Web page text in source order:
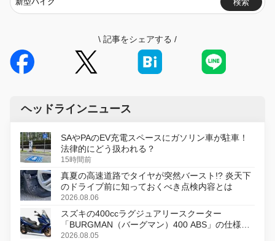
検索
\ 記事をシェアする /
ヘッドラインニュース
SAやPAのEV充電スペースにガソリン車が駐車！
法律的にどう扱われる？
15時間前
真夏の高速道路でタイヤが突然バースト!? 炎天下
のドライブ前に知っておくべき点検内容とは
2026.08.06
スズキの400ccラグジュアリースクーター
「BURGMAN（バーグマン）400 ABS」の仕様を
変更し、8月18日に発売
2026.08.05